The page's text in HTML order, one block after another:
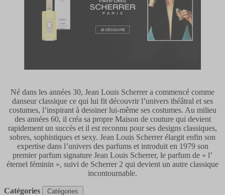
Né dans les années 30, Jean Louis Scherrer a commencé comme
danseur classique ce qui lui fit découvrir l’univers théâtral et ses
costumes, l’inspirant à dessiner lui-même ses costumes. Au milieu
des années 60, il créa sa propre Maison de couture qui devient
rapidement un succès et il est reconnu pour ses designs classiques,
sobres, sophistiques et sexy. Jean Louis Scherrer élargit enfin son
expertise dans l’univers des parfums et introduit en 1979 son
premier parfum signature Jean Louis Scherrer, le parfum de « l’
éternel féminin », suivi de Scherrer 2 qui devient un autre classique
incontournable.
Catégories Catégories